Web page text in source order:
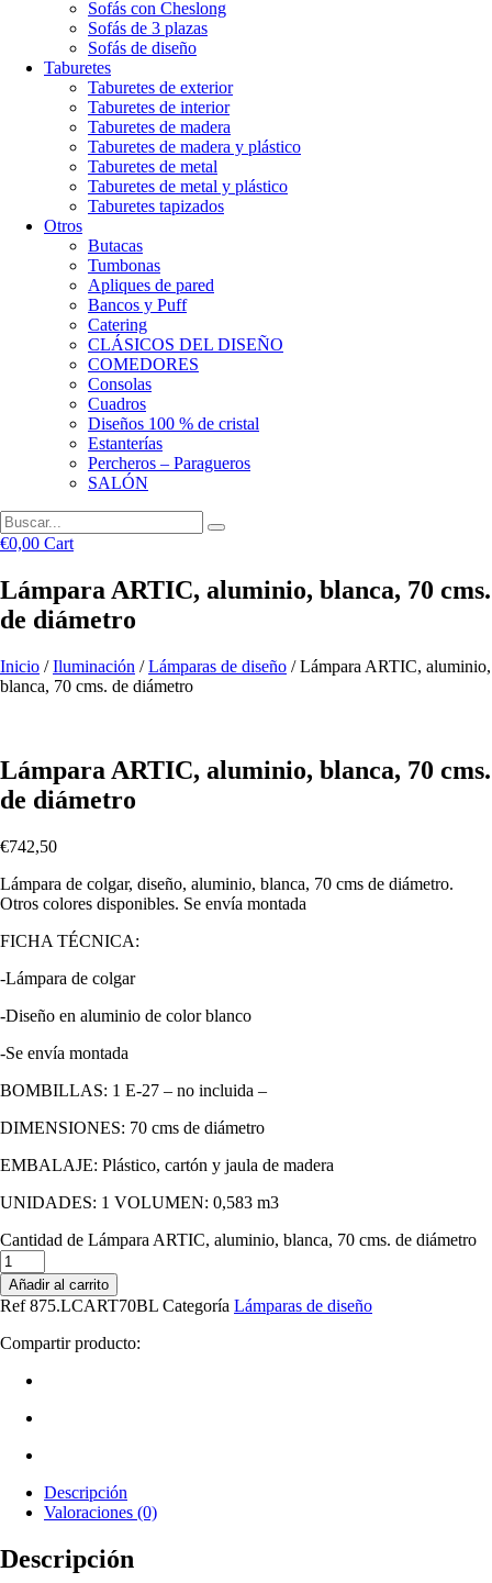
Sofás con Cheslong
Sofás de 3 plazas
Sofás de diseño
Taburetes
Taburetes de exterior
Taburetes de interior
Taburetes de madera
Taburetes de madera y plástico
Taburetes de metal
Taburetes de metal y plástico
Taburetes tapizados
Otros
Butacas
Tumbonas
Apliques de pared
Bancos y Puff
Catering
CLÁSICOS DEL DISEÑO
COMEDORES
Consolas
Cuadros
Diseños 100 % de cristal
Estanterías
Percheros – Paragueros
SALÓN
€0,00 Cart
Lámpara ARTIC, aluminio, blanca, 70 cms.
de diámetro
Inicio /Iluminación /Lámparas de diseño / Lámpara ARTIC, aluminio,
blanca, 70 cms. de diámetro
Lámpara ARTIC, aluminio, blanca, 70 cms.
de diámetro
€742,50
Lámpara de colgar, diseño, aluminio, blanca, 70 cms de diámetro.
Otros colores disponibles. Se envía montada
FICHA TÉCNICA:
-Lámpara de colgar
-Diseño en aluminio de color blanco
-Se envía montada
BOMBILLAS: 1 E-27 – no incluida –
DIMENSIONES: 70 cms de diámetro
EMBALAJE: Plástico, cartón y jaula de madera
UNIDADES: 1 VOLUMEN: 0,583 m3
Cantidad de Lámpara ARTIC, aluminio, blanca, 70 cms. de diámetro
Añadir al carrito
Ref 875.LCART70BL Categoría Lámparas de diseño
Compartir producto:
Descripción
Valoraciones (0)
Descripción